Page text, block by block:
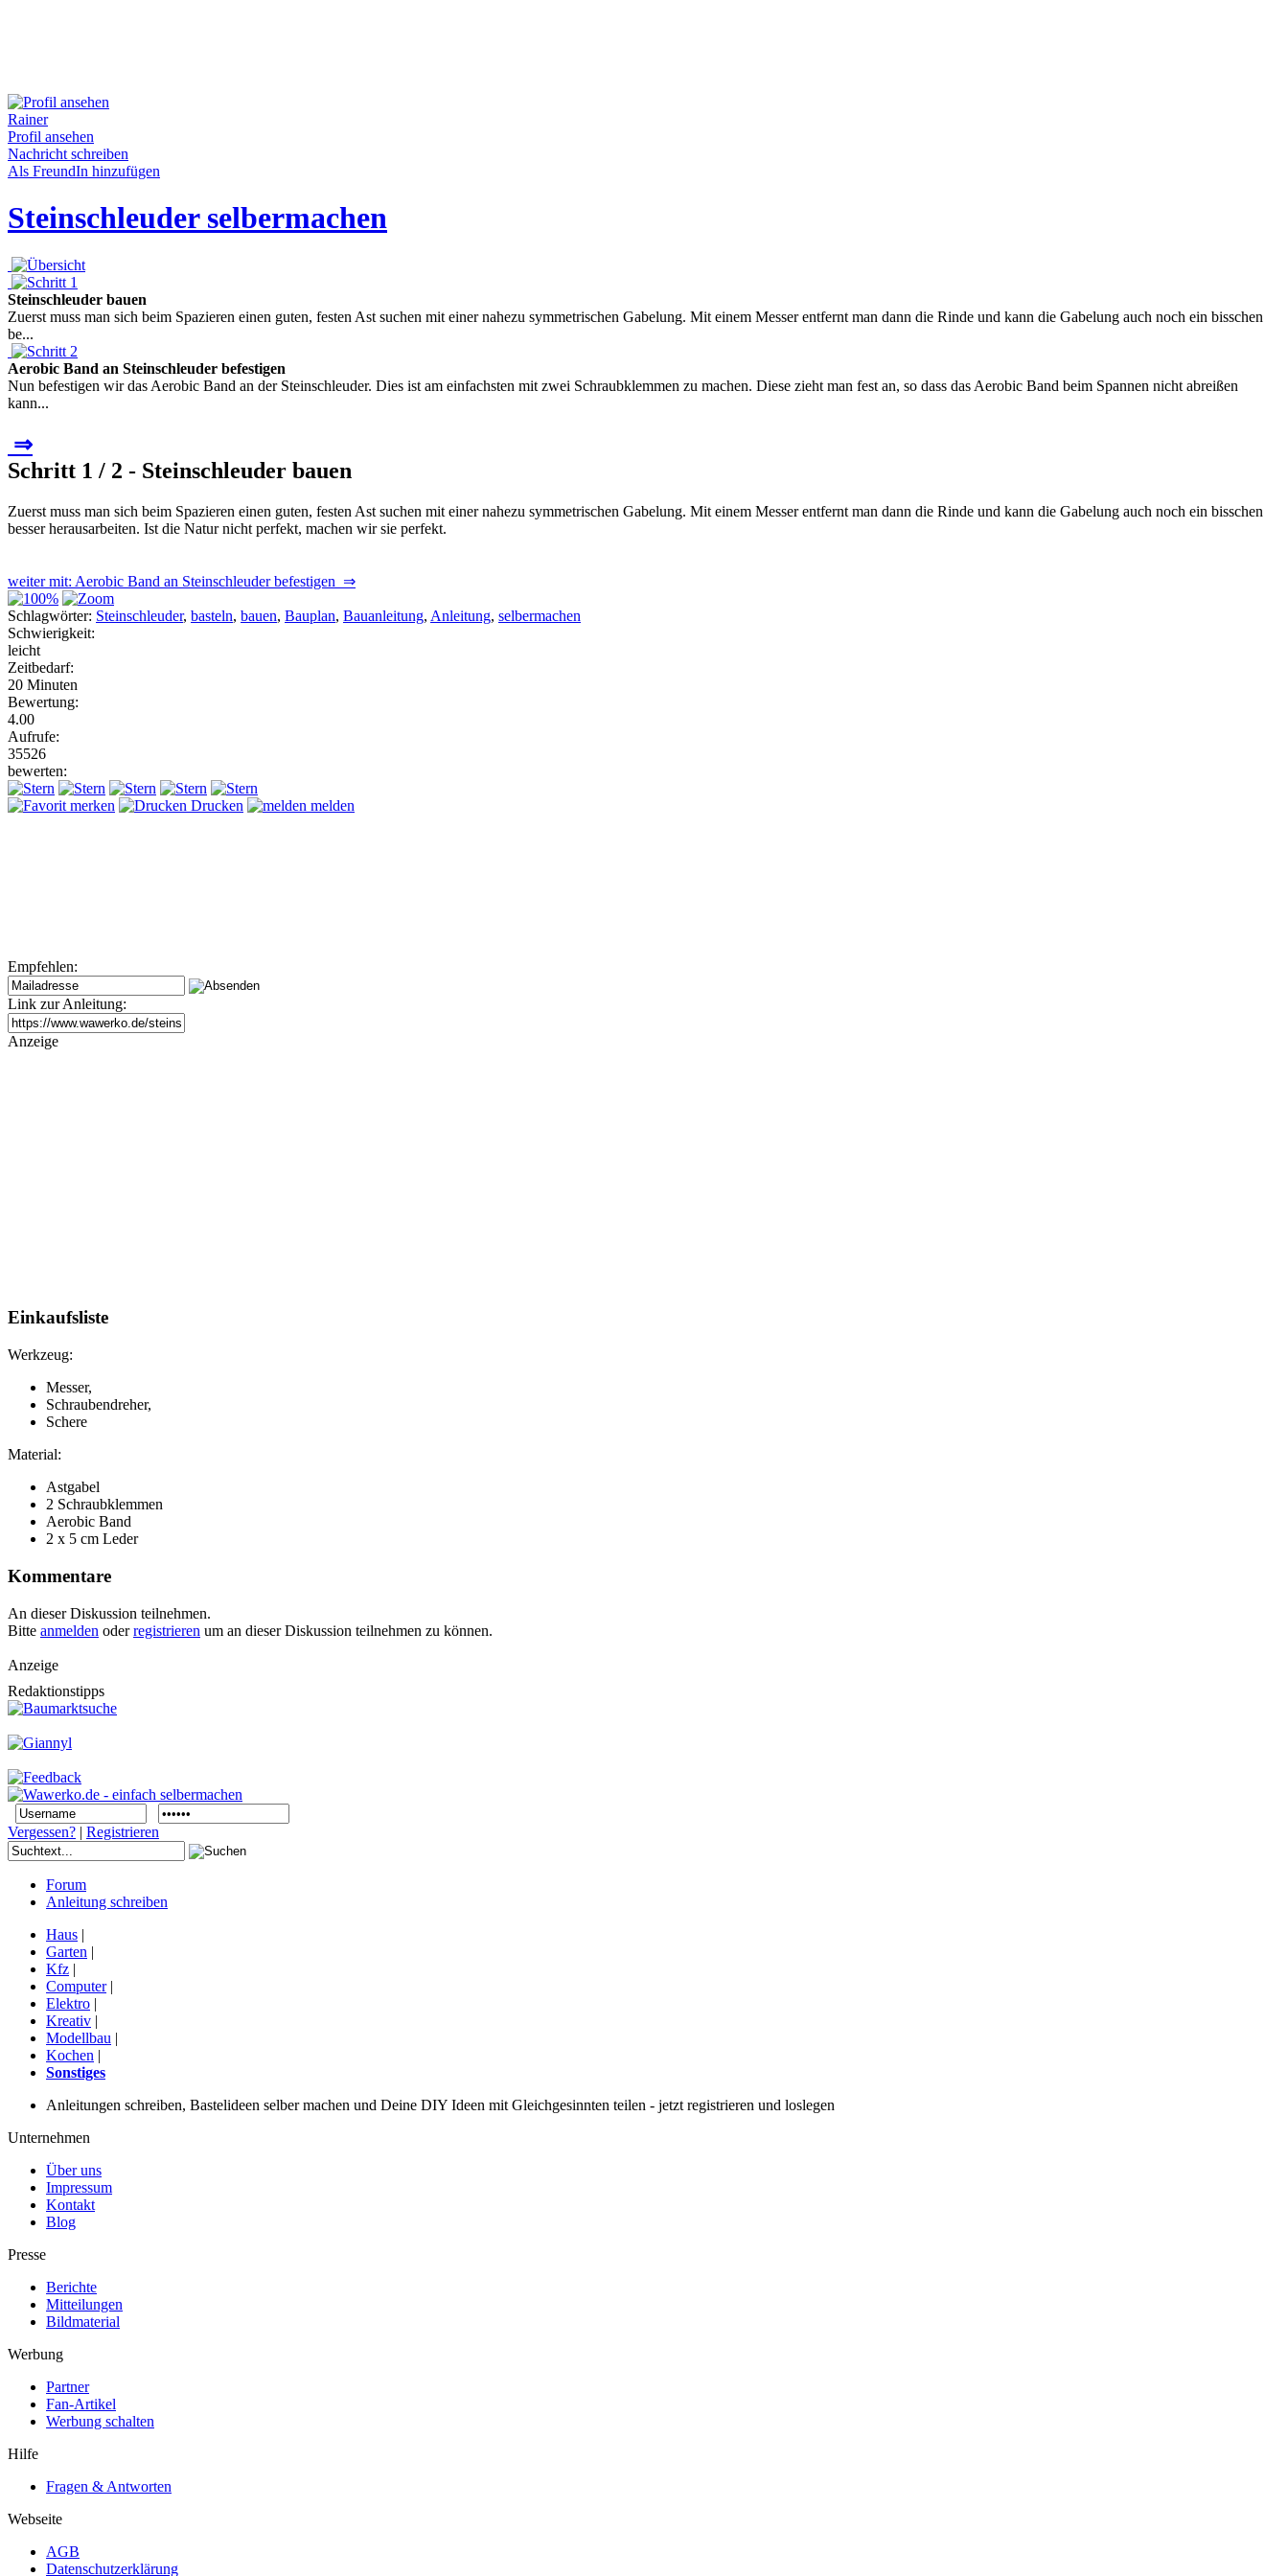
Rainer
Profil ansehen
Nachricht schreiben
Als FreundIn hinzufügen
Steinschleuder selbermachen
Steinschleuder bauen
Zuerst muss man sich beim Spazieren einen guten, festen Ast suchen mit einer nahezu symmetrischen Gabelung. Mit einem Messer entfernt man dann die Rinde und kann die Gabelung auch noch ein bisschen
be...
Aerobic Band an Steinschleuder befestigen
Nun befestigen wir das Aerobic Band an der Steinschleuder. Dies ist am einfachsten mit zwei Schraubklemmen zu machen. Diese zieht man fest an, so dass das Aerobic Band beim Spannen nicht abreißen
kann...
⇒
Schritt 1 / 2 - Steinschleuder bauen
Zuerst muss man sich beim Spazieren einen guten, festen Ast suchen mit einer nahezu symmetrischen Gabelung. Mit einem Messer entfernt man dann die Rinde und kann die Gabelung auch noch ein bisschen
besser herausarbeiten. Ist die Natur nicht perfekt, machen wir sie perfekt.
weiter mit: Aerobic Band an Steinschleuder befestigen ⇒
Schlagwörter: Steinschleuder, basteln, bauen, Bauplan, Bauanleitung, Anleitung, selbermachen
Schwierigkeit:
leicht
Zeitbedarf:
20 Minuten
Bewertung:
4.00
Aufrufe:
35526
bewerten:
merken Drucken melden
Empfehlen:
Link zur Anleitung:
Anzeige
Einkaufsliste
Werkzeug:
Messer,
Schraubendreher,
Schere
Material:
Astgabel
2 Schraubklemmen
Aerobic Band
2 x 5 cm Leder
Kommentare
An dieser Diskussion teilnehmen.
Bitte anmelden oderregistrieren um an dieser Diskussion teilnehmen zu können.
Anzeige
Redaktionstipps
Vergessen? | Registrieren
Forum
Anleitung schreiben
Haus |
Garten |
Kfz |
Computer|
Elektro |
Kreativ |
Modellbau |
Kochen |
Sonstiges
Anleitungen schreiben, Bastelideen selber machen und Deine DIY Ideen mit Gleichgesinnten teilen - jetzt registrieren und loslegen
Unternehmen
Über uns
Impressum
Kontakt
Blog
Presse
Berichte
Mitteilungen
Bildmaterial
Werbung
Partner
Fan-Artikel
Werbung schalten
Hilfe
Fragen & Antworten
Webseite
AGB
Datenschutzerklärung